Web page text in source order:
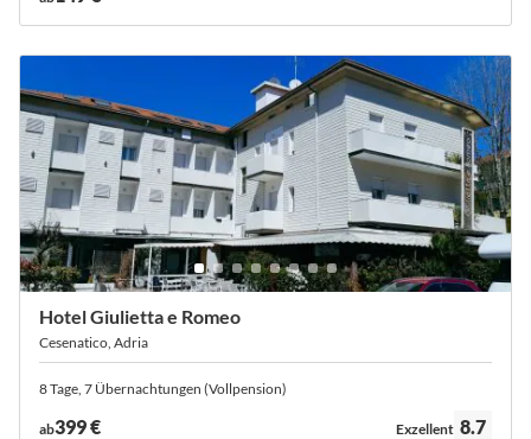
Hotel Giulietta e Romeo
Cesenatico, Adria
8 Tage, 7 Übernachtungen (Vollpension)
ab399 € Bewertung:
Exzellent 8.7